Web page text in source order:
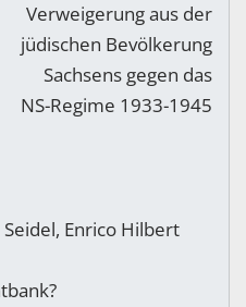
Enrico Hilbert